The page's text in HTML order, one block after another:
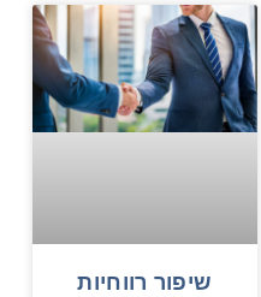
שיפור רווחיות